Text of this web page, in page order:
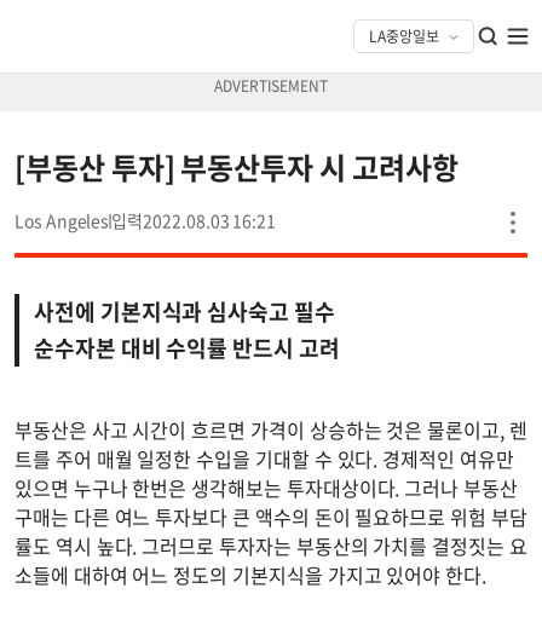
[부동산 투자] 부동산투자 시 고려사항
Los Angeles 2022.08.03 16:21
사전에 기본지식과 심사숙고 필수
순수자본 대비 수익률 반드시 고려
부동산은 사고 시간이 흐르면 가격이 상승하는 것은 물론이고, 렌
트를 주어 매월 일정한 수입을 기대할 수 있다. 경제적인 여유만
있으면 누구나 한번은 생각해보는 투자대상이다. 그러나 부동산
구매는 다른 여느 투자보다 큰 액수의 돈이 필요하므로 위험 부담
률도 역시 높다. 그러므로 투자자는 부동산의 가치를 결정짓는 요
소들에 대하여 어느 정도의 기본지식을 가지고 있어야 한다.